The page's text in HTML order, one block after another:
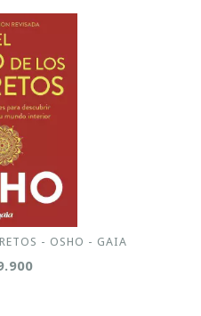
- OSHO - GAIA